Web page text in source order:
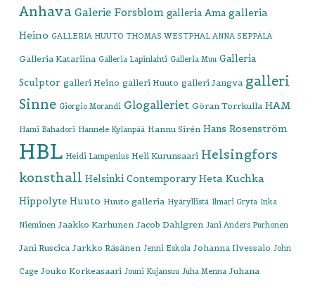
Anhava Galerie Forsblom galleria Ama galleria
Heino GALLERIA HUUTO THOMAS WESTPHAL ANNA SEPPÄLÄ
Galleria Katariina Galleria Lapinlahti Galleria Muu Galleria
Sculptor galleri Heino galleri Huuto galleri Jangva galleri
Sinne Giorgio Morandi Glogalleriet Göran Torrkulla HAM
Hami Bahadori Hannele Kylänpää Hannu Sirén Hans Rosenström
HBL Heidi Lampenius Heli Kurunsaari Helsingfors
konsthall Helsinki Contemporary Heta Kuchka
Hippolyte Huuto Huuto galleria Hyäryllistä Ilmari Gryta Inka
Nieminen Jaakko Karhunen Jacob Dahlgren Jani Anders Purhonen
Jani Ruscica Jarkko Räsänen Jenni Eskola Johanna Ilvessalo John
Cage Jouko Korkeasaari Jouni Kujansuu Juha Menna Juhana